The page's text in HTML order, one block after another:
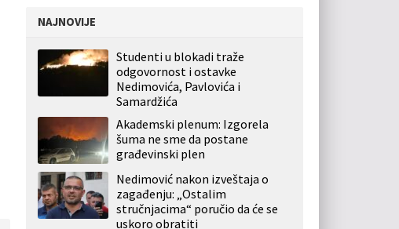
NAJNOVIJE
Studenti u blokadi traže
odgovornost i ostavke
Nedimovića, Pavlovića i
Samardžića
Akademski plenum: Izgorela
šuma ne sme da postane
građevinski plen
Nedimović nakon izveštaja o
zagađenju: „Ostalim
stručnjacima“ poručio da će se
uskoro obratiti